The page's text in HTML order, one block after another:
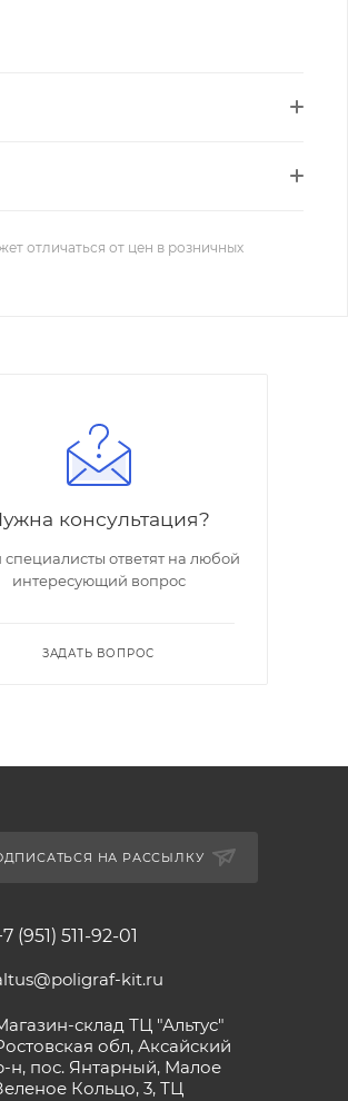
отличаться от цен в розничных
консультация?
ответят на любой
интересующий вопрос
ЗАДАТЬ ВОПРОС
НА РАССЫЛКУ
(951) 511-92-01
kit.ru
склад ТЦ "Альтус"
обл, Аксайский
н, пос. Янтарный, Малое
Кольцо, 3, ТЦ